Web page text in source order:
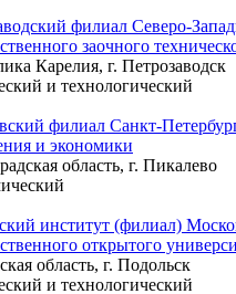
филиал Северо-
заочного
Карелия, г. Петрозаводск
и технологический
филиал Санкт-
и экономики
область, г. Пикалево
институт (филиал)
открытого
область, г. Подольск
и технологический